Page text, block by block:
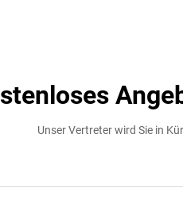
Unser Vertreter wird Sie in